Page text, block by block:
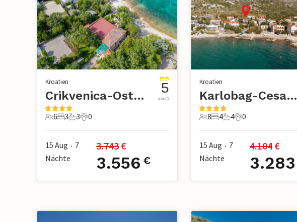
Kroatien
Crikvenica-Ostro
6 Gäste
6
3 Schlafzimmer
3
3 Badezimmer
3
0 Haustiere
0
5
von 5
15 Aug • 7
Nächte
3.743 €
3.556 €
Kroatien
Karlobag-Cesarica
8 Gäste
8
4 Schlafzimmer
4
4 Badezimmer
4
0 Haustiere
0
15 Aug • 7
Nächte
4.104 €
3.283